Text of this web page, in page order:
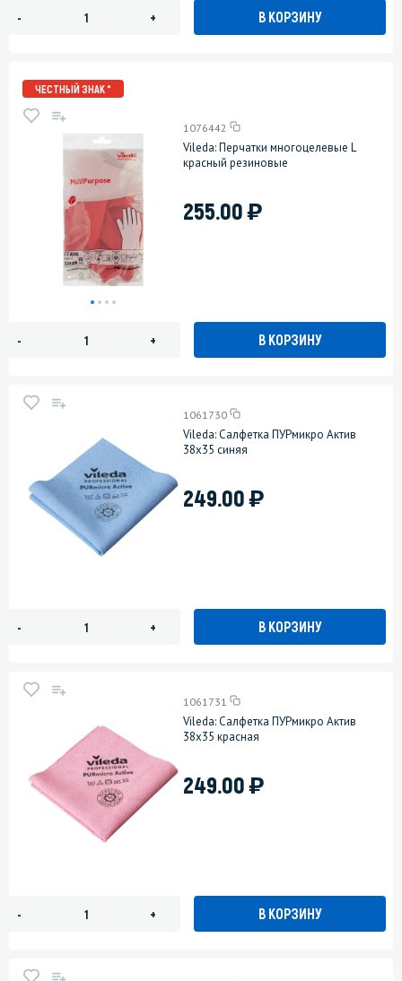
- + В КОРЗИНУ
ЧЕСТНЫЙ ЗНАК *
1076442
Vileda: Перчатки многоцелевые L
красный резиновые
255.00)
- + В КОРЗИНУ
1061730
Vileda: Салфетка ПУРмикро Актив
38х35 синяя
249.00)
- + В КОРЗИНУ
1061731
Vileda: Салфетка ПУРмикро Актив
38х35 красная
249.00)
- + В КОРЗИНУ